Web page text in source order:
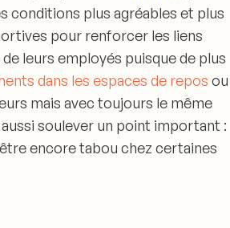
conditions plus agréables et plus
pour renforcer les liens
leurs employés puisque de plus
dans les espaces de repos ou
mais avec toujours le même
soulever un point important :
encore tabou chez certaines